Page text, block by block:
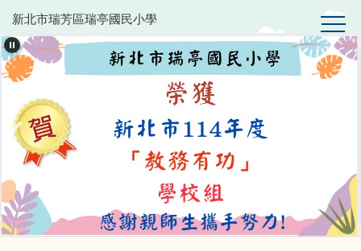
跳
到
主
要
內
區
新北市瑞芳區瑞亭國民小學